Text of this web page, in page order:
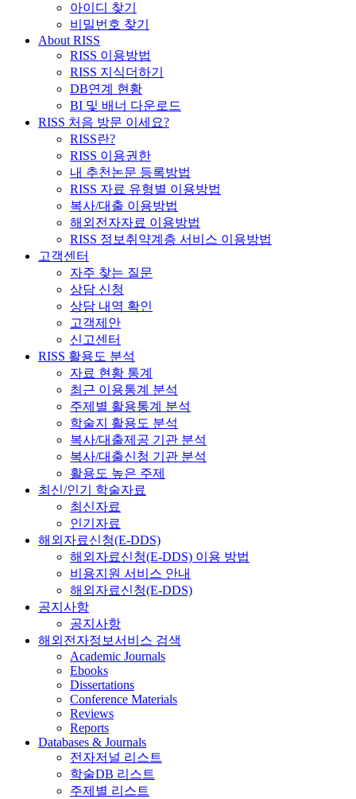
아이디 찾기
비밀번호 찾기
About RISS
RISS 이용방법
RISS 지식더하기
DB연계 현황
BI 및 배너 다운로드
RISS 처음 방문 이세요?
RISS란?
RISS 이용권한
내 추천논문 등록방법
RISS 자료 유형별 이용방법
복사/대출 이용방법
해외전자자료 이용방법
RISS 정보취약계층 서비스 이용방법
고객센터
자주 찾는 질문
상담 신청
상담 내역 확인
고객제안
신고센터
RISS 활용도 분석
자료 현황 통계
최근 이용통계 분석
주제별 활용통계 분석
학술지 활용도 분석
복사/대출제공 기관 분석
복사/대출신청 기관 분석
활용도 높은 주제
최신/인기 학술자료
최신자료
인기자료
해외자료신청(E-DDS)
해외자료신청(E-DDS) 이용 방법
비용지원 서비스 안내
해외자료신청(E-DDS)
공지사항
공지사항
해외전자정보서비스 검색
Academic Journals
Ebooks
Dissertations
Conference Materials
Reviews
Reports
Databases & Journals
전자저널 리스트
학술DB 리스트
주제별 리스트